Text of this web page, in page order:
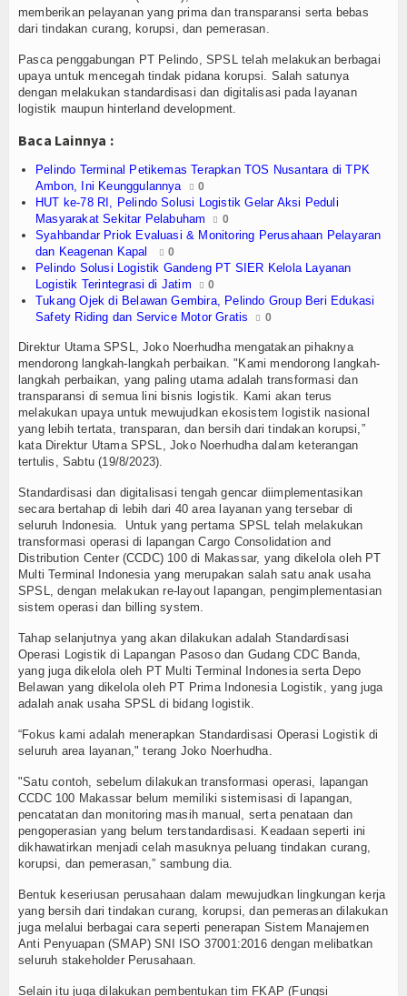
Religi
Opini
Politik
Seni & Budaya
Sorot
Tauziah
Tokoh
Wisata
TV
Channel
memberikan pelayanan yang prima dan transparansi serta bebas
dari tindakan curang, korupsi, dan pemerasan.
Pasca penggabungan PT Pelindo, SPSL telah melakukan berbagai
upaya untuk mencegah tindak pidana korupsi. Salah satunya
dengan melakukan standardisasi dan digitalisasi pada layanan
logistik maupun hinterland development.
Baca Lainnya :
Pelindo Terminal Petikemas Terapkan TOS Nusantara di TPK
Ambon, Ini Keunggulannya
0
HUT ke-78 RI, Pelindo Solusi Logistik Gelar Aksi Peduli
Masyarakat Sekitar Pelabuham
0
Syahbandar Priok Evaluasi & Monitoring Perusahaan Pelayaran
dan Keagenan Kapal
0
Pelindo Solusi Logistik Gandeng PT SIER Kelola Layanan
Logistik Terintegrasi di Jatim
0
Tukang Ojek di Belawan Gembira, Pelindo Group Beri Edukasi
Safety Riding dan Service Motor Gratis
0
Direktur Utama SPSL, Joko Noerhudha mengatakan pihaknya
mendorong langkah-langkah perbaikan. "Kami mendorong langkah-
langkah perbaikan, yang paling utama adalah transformasi dan
transparansi di semua lini bisnis logistik. Kami akan terus
melakukan upaya untuk mewujudkan ekosistem logistik nasional
yang lebih tertata, transparan, dan bersih dari tindakan korupsi,”
kata Direktur Utama SPSL, Joko Noerhudha dalam keterangan
tertulis, Sabtu (19/8/2023).
Standardisasi dan digitalisasi tengah gencar diimplementasikan
secara bertahap di lebih dari 40 area layanan yang tersebar di
seluruh Indonesia. Untuk yang pertama SPSL telah melakukan
transformasi operasi di lapangan Cargo Consolidation and
Distribution Center (CCDC) 100 di Makassar, yang dikelola oleh PT
Multi Terminal Indonesia yang merupakan salah satu anak usaha
SPSL, dengan melakukan re-layout lapangan, pengimplementasian
sistem operasi dan billing system.
Tahap selanjutnya yang akan dilakukan adalah Standardisasi
Operasi Logistik di Lapangan Pasoso dan Gudang CDC Banda,
yang juga dikelola oleh PT Multi Terminal Indonesia serta Depo
Belawan yang dikelola oleh PT Prima Indonesia Logistik, yang juga
adalah anak usaha SPSL di bidang logistik.
“Fokus kami adalah menerapkan Standardisasi Operasi Logistik di
seluruh area layanan," terang Joko Noerhudha.
"Satu contoh, sebelum dilakukan transformasi operasi, lapangan
CCDC 100 Makassar belum memiliki sistemisasi di lapangan,
pencatatan dan monitoring masih manual, serta penataan dan
pengoperasian yang belum terstandardisasi. Keadaan seperti ini
dikhawatirkan menjadi celah masuknya peluang tindakan curang,
korupsi, dan pemerasan,” sambung dia.
Bentuk keseriusan perusahaan dalam mewujudkan lingkungan kerja
yang bersih dari tindakan curang, korupsi, dan pemerasan dilakukan
juga melalui berbagai cara seperti penerapan Sistem Manajemen
Anti Penyuapan (SMAP) SNI ISO 37001:2016 dengan melibatkan
seluruh stakeholder Perusahaan.
Selain itu juga dilakukan pembentukan tim FKAP (Fungsi